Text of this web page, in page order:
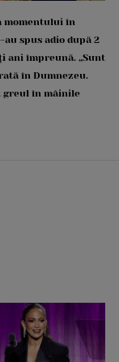
momentului în
au spus adio după 2
ani împreună. „Sunt
în Dumnezeu.
greul în mâinile